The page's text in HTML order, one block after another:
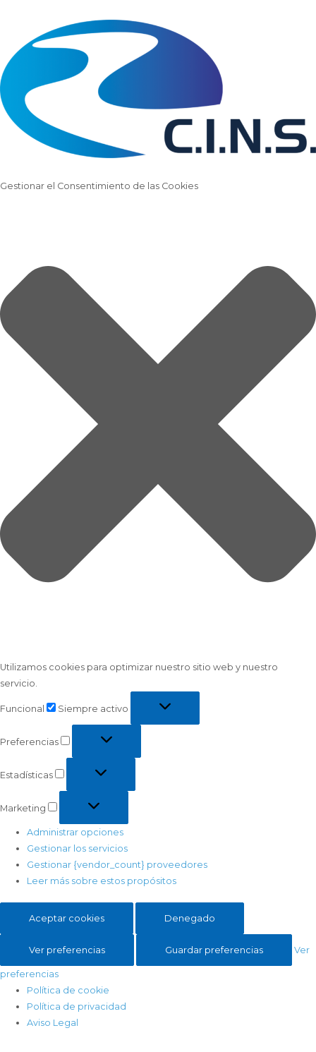
Gestionar el Consentimiento de las Cookies
Utilizamos cookies para optimizar nuestro sitio web y nuestro
servicio.
Funcional Siempre activo
Preferencias
Estadísticas
Marketing
Administrar opciones
Gestionar los servicios
Gestionar {vendor_count} proveedores
Leer más sobre estos propósitos
Aceptar cookies Denegado
Ver preferencias Guardar preferencias Ver
preferencias
Política de cookie
Política de privacidad
Aviso Legal